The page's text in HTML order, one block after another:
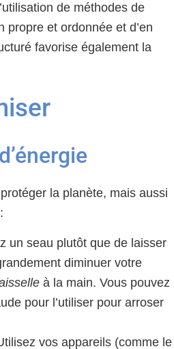
de méthodes de
et ordonnée et d’en
favorise également la
la planète, mais aussi
un seau plutôt que de laisser
diminuer votre
à la main. Vous pouvez
pour l’utiliser pour arroser
vos appareils (comme le